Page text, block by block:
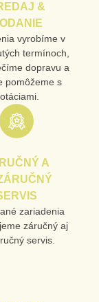
&
vyrobíme v
termínoch,
dopravu a
pomôžeme s
A
zariadenia
záručný aj
servis.